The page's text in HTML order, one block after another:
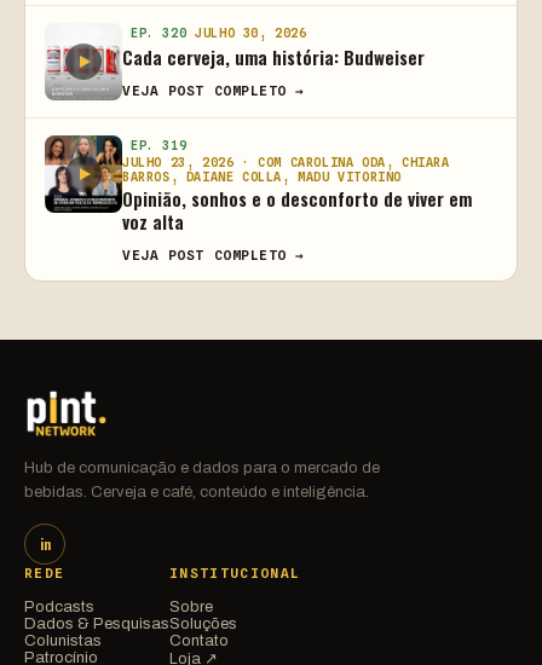
EP. 320 JULHO 30, 2026
Cada cerveja, uma história: Budweiser
VEJA POST COMPLETO →
EP. 319
JULHO 23, 2026 · COM CAROLINA ODA, CHIARA
BARROS, DAIANE COLLA, MADU VITORINO
Opinião, sonhos e o desconforto de viver em
voz alta
VEJA POST COMPLETO →
Hub de comunicação e dados para o mercado de
bebidas. Cerveja e café, conteúdo e inteligência.
in
REDE
Podcasts
Dados & Pesquisas
Colunistas
Patrocínio
INSTITUCIONAL
Sobre
Soluções
Contato
Loja ↗